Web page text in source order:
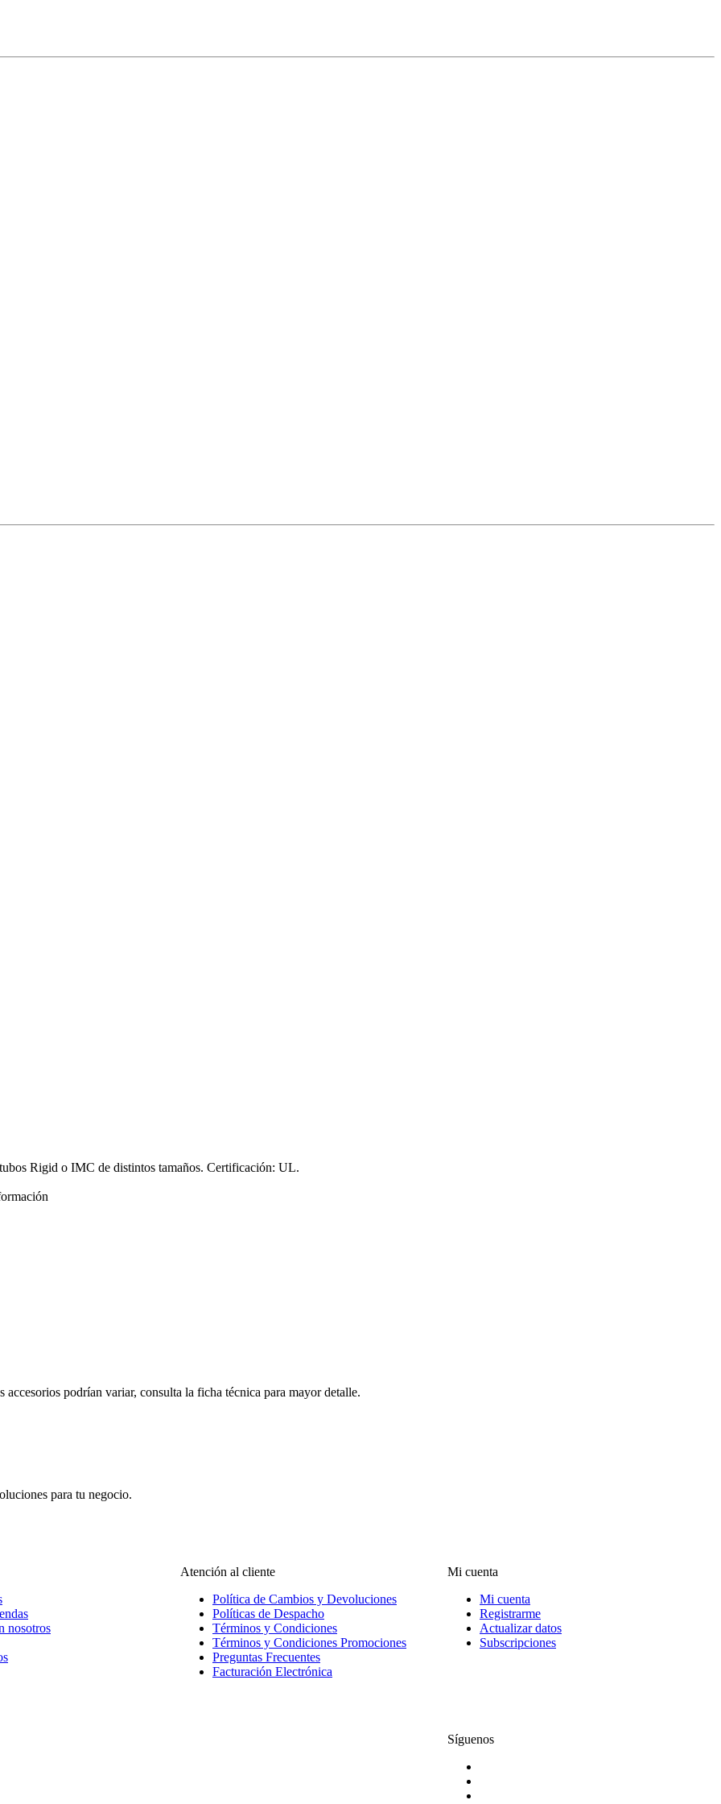
Rigid o IMC de distintos tamaños. Certificación: UL.
podrían variar, consulta la ficha técnica para mayor detalle.
para tu negocio.
nosotros
Atención al cliente
Política de Cambios y Devoluciones
Políticas de Despacho
Términos y Condiciones
Términos y Condiciones Promociones
Preguntas Frecuentes
Facturación Electrónica
Mi cuenta
Mi cuenta
Registrarme
Actualizar datos
Subscripciones
Síguenos